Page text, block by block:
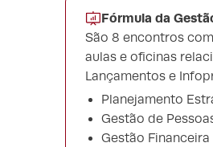
Fórmula da
São 8 encontros
aulas e oficinas
Lançamentos e
Planejamento
Gestão de
Gestão Financeira